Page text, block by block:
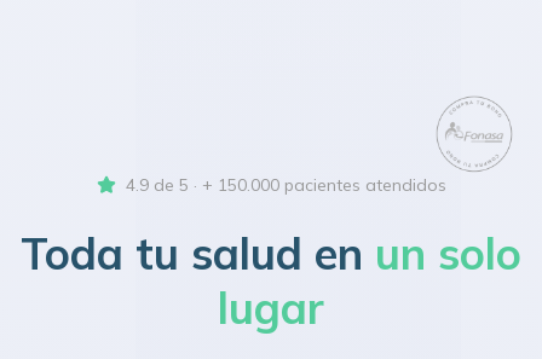
4.9 de 5 · + 150.000 pacientes atendidos
Toda tu salud en un solo
lugar